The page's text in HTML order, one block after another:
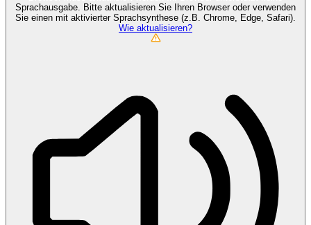
Sprachausgabe. Bitte aktualisieren Sie Ihren Browser oder verwenden
Sie einen mit aktivierter Sprachsynthese (z.B. Chrome, Edge, Safari).
Wie aktualisieren?